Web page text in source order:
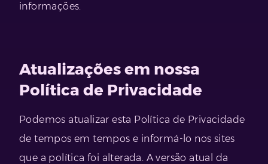
informações.
Atualizações em nossa
Política de Privacidade
Podemos atualizar esta Política de Privacidade
de tempos em tempos e informá-lo nos sites
que a política foi alterada. A versão atual da